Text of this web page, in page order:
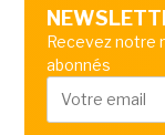
Recevez
abonnés